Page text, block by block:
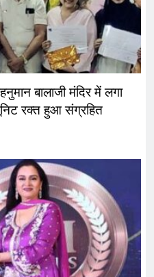
बालाजी मंदिर में लगा
रक्त हुआ संग्रहित